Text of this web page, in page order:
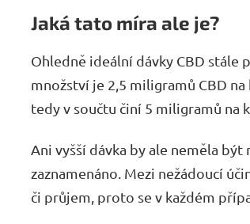
Jaká tato míra ale je?
Ohledně ideální dávky CBD stále
množství je 2,5 miligramů CBD
tedy v součtu činí 5 miligramů na
Ani vyšší dávka by ale neměla
zaznamenáno. Mezi nežádoucí
či průjem, proto se v každém